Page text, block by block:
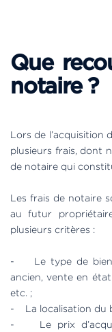
Que
notaire ?
Lors de l’acquisition
plusieurs frais, dont
de notaire qui
Les frais de notaire
au futur
plusieurs critères :
- Le type de bien
ancien, vente en
etc. ;
- La localisation du
- Le prix